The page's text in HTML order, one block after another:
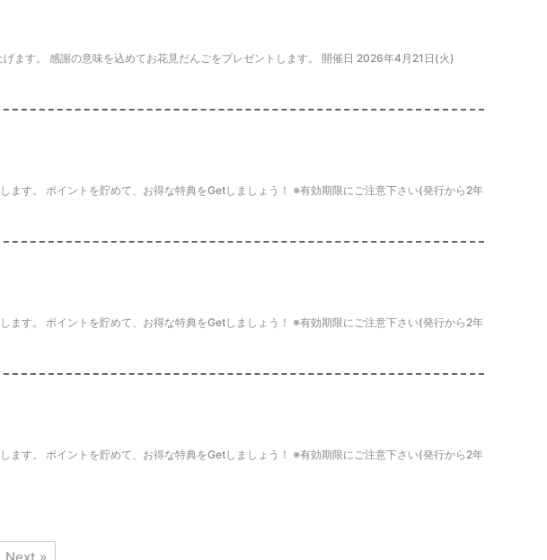
す。 感謝の意味を込めてお花見だんごをプレゼントします。 開催日 2026年4月21日(火)
す。 ポイントを貯めて、お得な特典をGetしましょう！ ※有効期限にご注意下さい(発行から2年
す。 ポイントを貯めて、お得な特典をGetしましょう！ ※有効期限にご注意下さい(発行から2年
す。 ポイントを貯めて、お得な特典をGetしましょう！ ※有効期限にご注意下さい(発行から2年